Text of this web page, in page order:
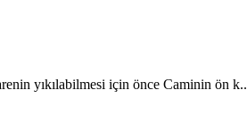
yıkılabilmesi için önce Caminin ön k..